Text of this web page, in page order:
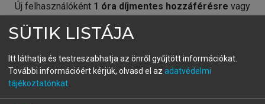
Új felhasználóként 1 óra díjmentes hozzáférésre vagy
fiókoddal,vagy hozz létre új fiókot.
A regisztráció után apróbaidőszakautomatikusan
SÜTIK LISTÁJA
Itt láthatja és testreszabhatja az önről gyűjtött információkat.
További információért kérjük, olvasd el az adatvédelmi
tájékoztatónkat